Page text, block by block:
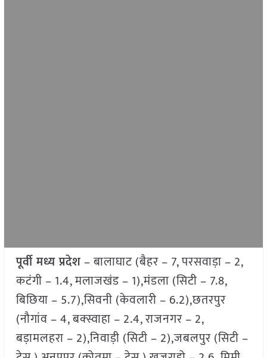
पूर्वी मध्य प्रदेश – बालाघाट (बैहर – 7, परसवाड़ा – 2,
कटंगी – 1.4, मलाजखंड – 1),मंडला (सिटी – 7.8,
बिछिया – 5.7),सिवनी (केवलारी – 6.2),छतरपुर
(नौगांव – 4, बक्स्वाहा – 2.4, राजनगर – 2,
बड़ामलहरा – 2),निवाड़ी (सिटी – 2),जबलपुर (सिटी –